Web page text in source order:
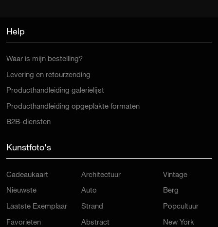
Help
Waar is mijn bestelling?
Levering en retourzending
Producthandleiding galerielijst
Producthandleiding opgeplakte formaten
B2B-diensten
Kunstfoto's
Cadeaukaart
Nieuwste
Laatste Exemplaar
Favorieten
Architectuur
Auto
Strand
Abstract
Vintage
Berg
Popcultuur
New York